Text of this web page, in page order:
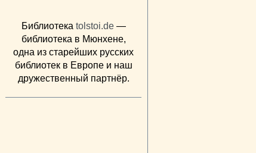
Библиотека tolstoi.de—
библиотека в Мюнхене,
одна из старейших русских
библиотек в Европе и наш
дружественный партнёр.